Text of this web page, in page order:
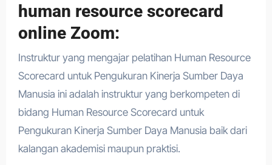
human resource scorecard
online Zoom:
Instruktur yang mengajar pelatihan Human Resource
Scorecard untuk Pengukuran Kinerja Sumber Daya
Manusia ini adalah instruktur yang berkompeten di
bidang Human Resource Scorecard untuk
Pengukuran Kinerja Sumber Daya Manusia baik dari
kalangan akademisi maupun praktisi.